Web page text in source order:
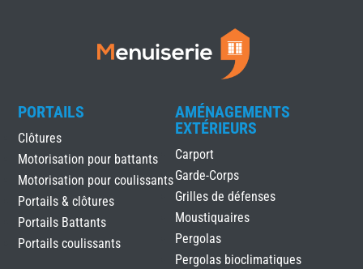
PORTAILS
Clôtures
Motorisation pour battants
Motorisation pour coulissants
Portails & clôtures
Portails Battants
Portails coulissants
AMÉNAGEMENTS
EXTÉRIEURS
Carport
Garde-Corps
Grilles de défenses
Moustiquaires
Pergolas
Pergolas bioclimatiques